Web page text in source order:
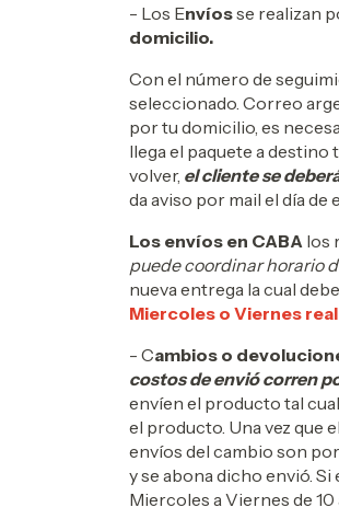
- Los Envíosse realizan
domicilio.
Con el número de
seleccionado. Correo
por tu domicilio, es
llega el paquete a destino
volver, el cliente se
da aviso por mail el día de
Los envíos en CABA los
puede coordinar horario
nueva entrega la cual
Miercoles o Viernes
- Cambios o
costos de envió corren
envíen el producto tal
el producto. Una vez que
envíos del cambio son
y se abona dicho envió.
Miercoles a Viernes de 10